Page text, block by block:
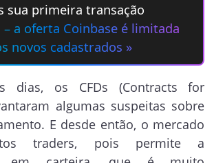
sua primeira transação
– a oferta Coinbase é limitada
novos cadastrados »
dias, os CFDs (Contracts for
algumas suspeitas sobre
E desde então, o mercado
traders, pois permite a